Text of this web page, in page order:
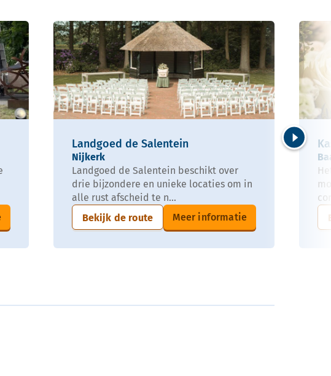
Landgoed de Salentein
Nijkerk
Landgoed de Salentein beschikt over
drie bijzondere en unieke locaties om in
alle rust afscheid te n...
Bekijk de route
Meer informatie
Volgende